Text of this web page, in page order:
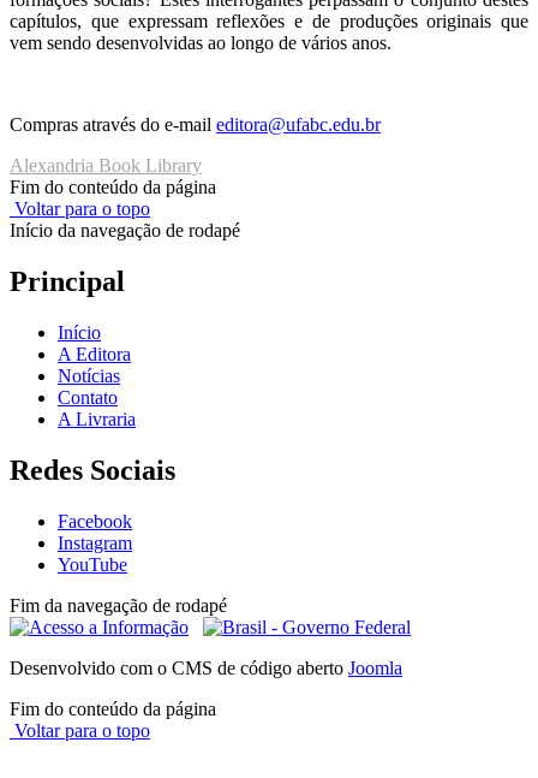
capítulos, que expressam reflexões e de produções originais que
vem sendo desenvolvidas ao longo de vários anos.
Compras através do e-mail editora@ufabc.edu.br
Alexandria Book Library
Fim do conteúdo da página
Voltar para o topo
Início da navegação de rodapé
Principal
Início
A Editora
Notícias
Contato
A Livraria
Redes Sociais
Facebook
Instagram
YouTube
Fim da navegação de rodapé
Desenvolvido com o CMS de código aberto Joomla
Fim do conteúdo da página
Voltar para o topo